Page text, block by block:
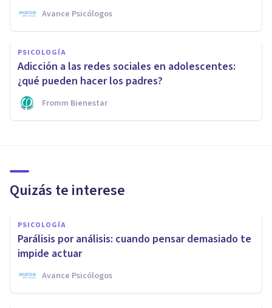
Avance Psicólogos
PSICOLOGÍA
Adicción a las redes sociales en adolescentes:
¿qué pueden hacer los padres?
Fromm Bienestar
Quizás te interese
PSICOLOGÍA
Parálisis por análisis: cuando pensar demasiado te
impide actuar
Avance Psicólogos